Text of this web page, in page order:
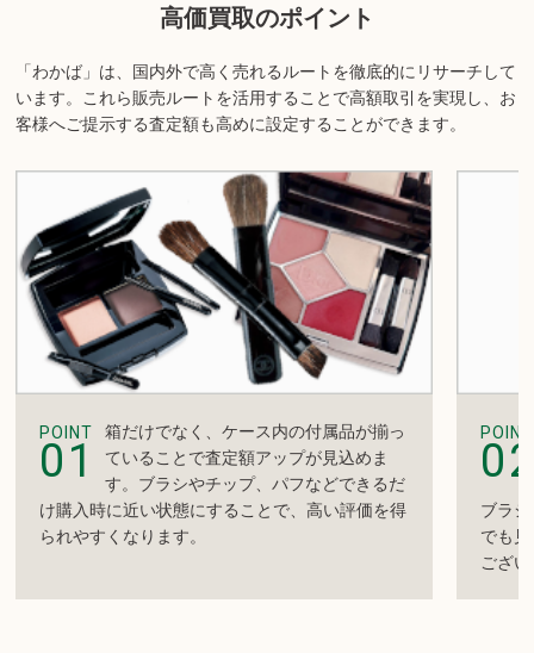
商品の状態や内容によっては、お買取できない場合がございま
す。詳しくは店舗までお問い合わせください。
高価買取のポイント
「わかば」は、国内外で高く売れるルートを徹底的にリサーチして
います。 これら販売ルートを活用することで高額取引を実現し、お
客様へご提示する査定額も高めに設定することができます。
POINT
01
箱だけでなく、ケース内の付属品が揃っ
ていることで査定額アップが見込めま
す。ブラシやチップ、パフなどできるだ
け購入時に近い状態にすることで、高い評価を得
られやすくなります。
POINT
ブラ
でも
ござ